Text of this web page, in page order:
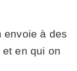
envoie à des
en qui on